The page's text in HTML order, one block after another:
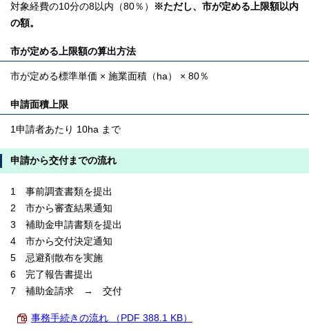
対象経費の10分の8以内（80％）
※ただし、市が定める上限額以内
の額。
市が定める上限額の算出方法
市が定める標準単価 × 施業面積（ha） × 80％
申請面積上限
1申請者あたり 10ha まで
申請から交付までの流れ
1 事前調査書類を提出
2 市から審査結果通知
3 補助金申請書類を提出
4 市から交付決定通知
5 忌避剤散布を実施
6 完了報告書提出
7 補助金請求 → 交付
事務手続きの流れ （PDF 388.1 KB）